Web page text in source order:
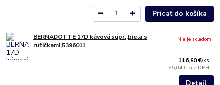
Pridať do košíka
BERNADOTTE 17D kávová súpr.,biela s
ružičkami,5396011
116,90 €/ks
95,04 € bez DPH
Nie je skladom
Detail